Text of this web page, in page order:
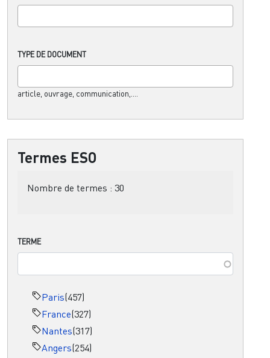
TYPE DE DOCUMENT
article, ouvrage, communication,....
Termes ESO
Nombre de termes : 30
TERME
Paris(457)
France(327)
Nantes(317)
Angers(254)